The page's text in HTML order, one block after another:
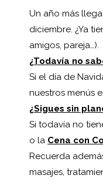
Un año más
diciembre. ¿Ya
amigos, pareja…).
¿Todavía no
Si el día de
nuestros menús
¿Sigues sin
Si todavía no
o la Cena con
Recuerda
masajes,